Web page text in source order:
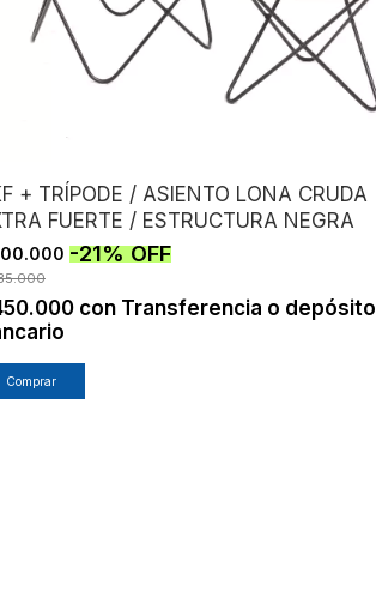
+ TRÍPODE / ASIENTO LONA CRUDA
FUERTE / ESTRUCTURA NEGRA
-21%OFF
con Transferencia o depósito
Comprar